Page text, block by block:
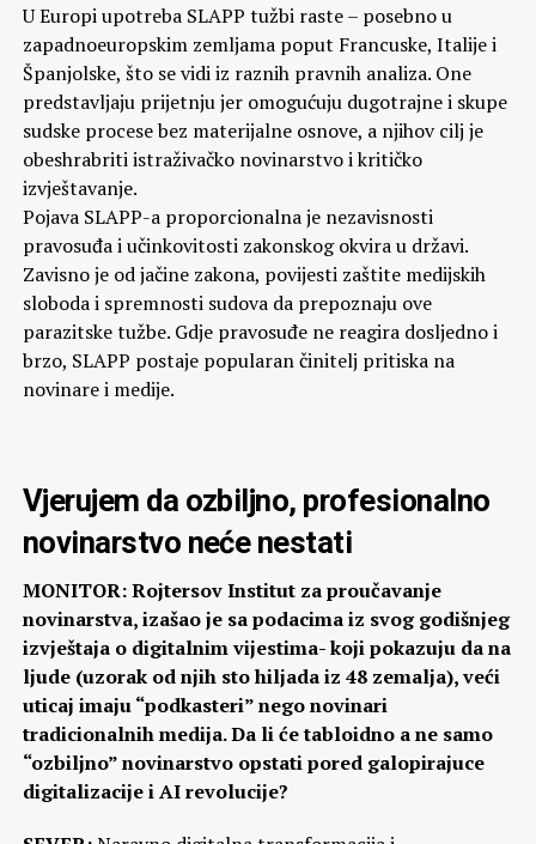
U Europi upotreba SLAPP tužbi raste – posebno u
zapadnoeuropskim zemljama poput Francuske, Italije i
Španjolske, što se vidi iz raznih pravnih analiza. One
predstavljaju prijetnju jer omogućuju dugotrajne i skupe
sudske procese bez materijalne osnove, a njihov cilj je
obeshrabriti istraživačko novinarstvo i kritičko
izvještavanje.
Pojava SLAPP-a proporcionalna je nezavisnosti
pravosuđa i učinkovitosti zakonskog okvira u državi.
Zavisno je od jačine zakona, povijesti zaštite medijskih
sloboda i spremnosti sudova da prepoznaju ove
parazitske tužbe. Gdje pravosuđe ne reagira dosljedno i
brzo, SLAPP postaje popularan činitelj pritiska na
novinare i medije.
Vjerujem da ozbiljno, profesionalno
novinarstvo neće nestati
MONITOR: Rojtersov Institut za proučavanje
novinarstva, izašao je sa podacima iz svog godišnjeg
izvještaja o digitalnim vijestima- koji pokazuju da na
ljude (uzorak od njih sto hiljada iz 48 zemalja), veći
uticaj imaju “podkasteri” nego novinari
tradicionalnih medija. Da li će tabloidno a ne samo
“ozbiljno” novinarstvo opstati pored galopirajuce
digitalizacije i AI revolucije?